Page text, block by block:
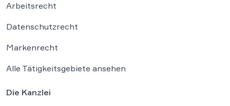
Arbeitsrecht
Datenschutzrecht
Markenrecht
Alle Tätigkeitsgebiete ansehen
Die Kanzlei